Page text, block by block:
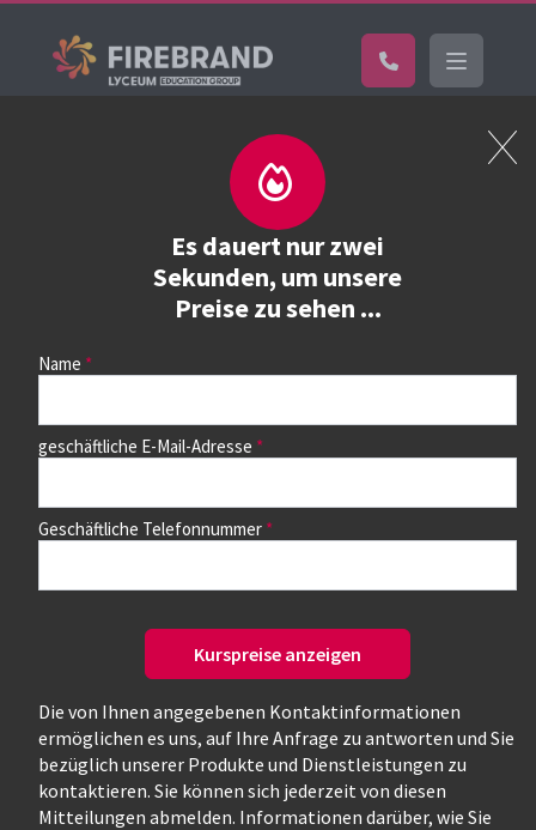
Es dauert nur zwei
Sekunden, um unsere
Preise zu sehen ...
Name
geschäftliche E-Mail-Adresse
Geschäftliche Telefonnummer
Kurspreise anzeigen
Die von Ihnen angegebenen Kontaktinformationen
ermöglichen es uns, auf Ihre Anfrage zu antworten und Sie
bezüglich unserer Produkte und Dienstleistungen zu
kontaktieren. Sie können sich jederzeit von diesen
Mitteilungen abmelden. Informationen darüber, wie Sie
Kurs buchen
Wählen Sie zunächst einen Kurs aus der Liste unten aus.
auswählen.
Nur verfügbare Kurse